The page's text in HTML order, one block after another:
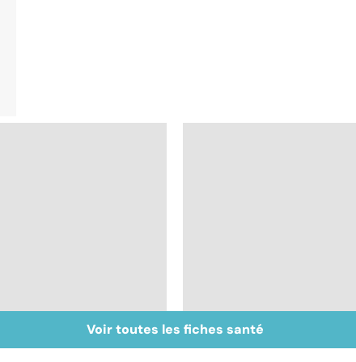
Faire du sport à
domicile, c'est facile !
Don de gamètes : le
pour et le contre
Voir toutes les fiches santé